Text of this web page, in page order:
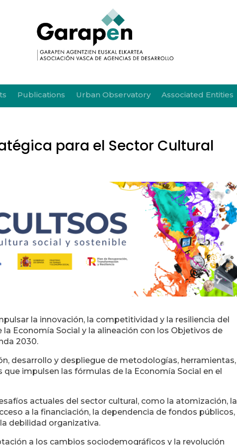
Publications Urban Observatory Associated Entities
para el Sector Cultural
la innovación, la competitividad y la resiliencia del
Economía Social y la alineación con los Objetivos de
2030.
desarrollo y despliegue de metodologías, herramientas,
impulsen las fórmulas de la Economía Social en el
actuales del sector cultural, como la atomización, la
a la financiación, la dependencia de fondos públicos,
debilidad organizativa.
a los cambios sociodemográficos y la revolución